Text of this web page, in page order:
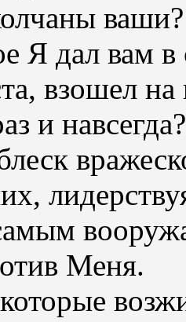
Я дал вам в
взошел на
и
Меня.